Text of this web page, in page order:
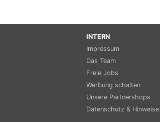
INTERN
Impressum
Das Team
Freie Jobs
Werbung schalten
Unsere Partnershops
Datenschutz & Hinweise